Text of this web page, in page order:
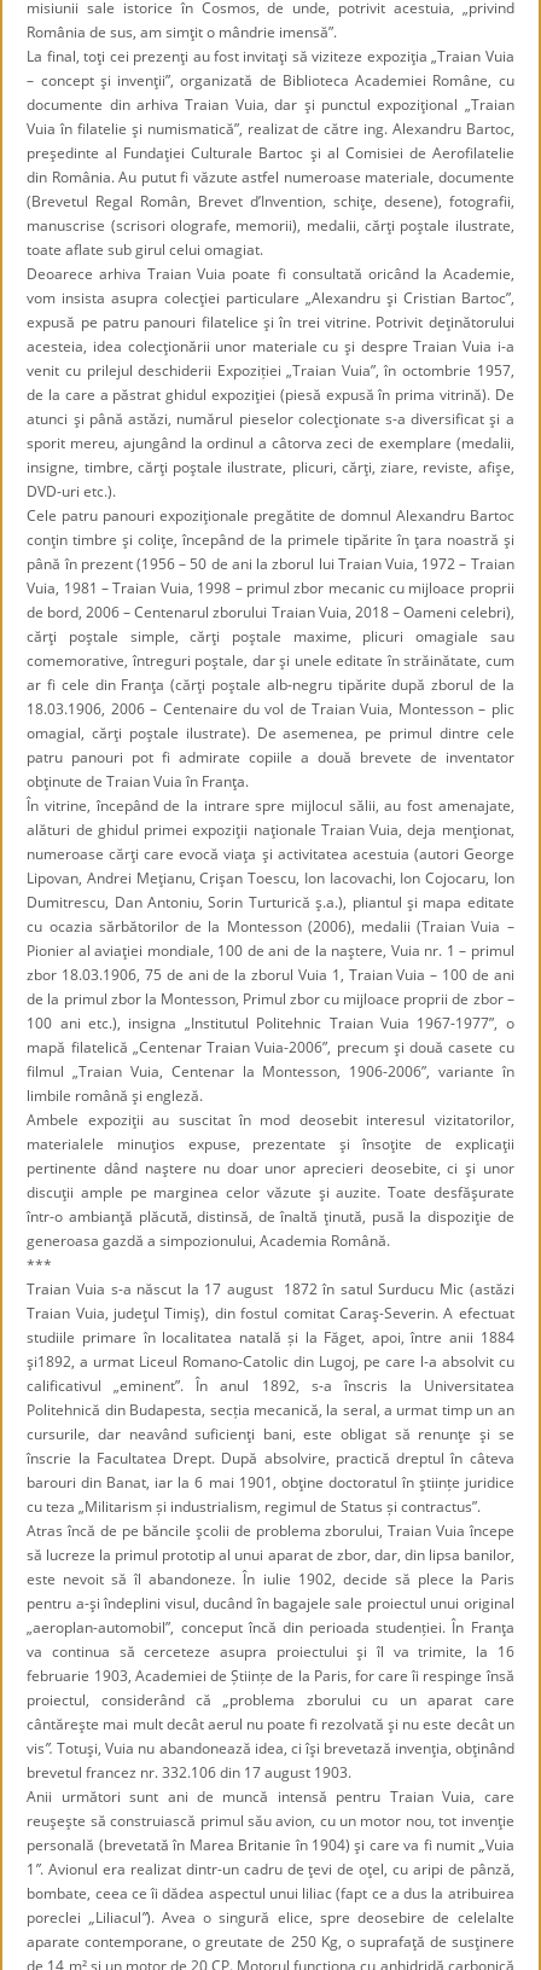
misiunii sale istorice în Cosmos, de unde, potrivit acestuia, „privind
România de sus, am simţit o mândrie imensă”.
La final, toţi cei prezenţi au fost invitaţi să viziteze expoziţia „Traian Vuia
– concept şi invenţii”, organizată de Biblioteca Academiei Române, cu
documente din arhiva Traian Vuia, dar şi punctul expoziţional „Traian
Vuia în filatelie şi numismatică”, realizat de către ing. Alexandru Bartoc,
preşedinte al Fundaţiei Culturale Bartoc şi al Comisiei de Aerofilatelie
din România. Au putut fi văzute astfel numeroase materiale, documente
(Brevetul Regal Român, Brevet d’Invention, schiţe, desene), fotografii,
manuscrise (scrisori olografe, memorii), medalii, cărţi poştale ilustrate,
toate aflate sub girul celui omagiat.
Deoarece arhiva Traian Vuia poate fi consultată oricând la Academie,
vom insista asupra colecţiei particulare „Alexandru şi Cristian Bartoc”,
expusă pe patru panouri filatelice şi în trei vitrine. Potrivit deţinătorului
acesteia, idea colecţionării unor materiale cu şi despre Traian Vuia i-a
venit cu prilejul deschiderii Expoziției„Traian Vuia”, în octombrie 1957,
de la care a păstrat ghidul expoziţiei (piesă expusă în prima vitrină). De
atunci şi până astăzi, numărul pieselor colecţionate s-a diversificat şi a
sporit mereu, ajungând la ordinul a câtorva zeci de exemplare (medalii,
insigne, timbre, cărţi poştale ilustrate, plicuri, cărţi, ziare, reviste, afişe,
DVD-uri etc.).
Cele patru panouri expoziţionale pregătite de domnul Alexandru Bartoc
conţin timbre şi coliţe, începând de la primele tipărite în ţara noastră şi
până în prezent (1956 – 50 de ani la zborul lui Traian Vuia, 1972 – Traian
Vuia, 1981 – Traian Vuia, 1998 – primul zbor mecanic cu mijloace proprii
de bord, 2006 – Centenarul zborului Traian Vuia, 2018 – Oameni celebri),
cărţi poştale simple, cărţi poştale maxime, plicuri omagiale sau
comemorative, întreguri poştale, dar şi unele editate în străinătate, cum
ar fi cele din Franţa (cărţi poştale alb-negru tipărite după zborul de la
18.03.1906, 2006 – Centenaire du vol de Traian Vuia, Montesson – plic
omagial, cărţi poştale ilustrate). De asemenea, pe primul dintre cele
patru panouri pot fi admirate copiile a două brevete de inventator
obţinute de Traian Vuia în Franţa.
În vitrine, începând de la intrare spre mijlocul sălii, au fost amenajate,
alături de ghidul primei expoziţii naţionale Traian Vuia, deja menţionat,
numeroase cărţi care evocă viaţa şi activitatea acestuia (autori George
Lipovan, Andrei Meţianu, Crişan Toescu, Ion Iacovachi, Ion Cojocaru, Ion
Dumitrescu, Dan Antoniu, Sorin Turturică ş.a.), pliantul şi mapa editate
cu ocazia sărbătorilor de la Montesson (2006), medalii (Traian Vuia –
Pionier al aviaţiei mondiale, 100 de ani de la naştere, Vuia nr. 1 – primul
zbor 18.03.1906, 75 de ani de la zborul Vuia 1, Traian Vuia – 100 de ani
de la primul zbor la Montesson, Primul zbor cu mijloace proprii de zbor –
100 ani etc.), insigna „Institutul Politehnic Traian Vuia 1967-1977”, o
mapă filatelică „Centenar Traian Vuia-2006”, precum şi două casete cu
filmul„Traian Vuia, Centenar la Montesson, 1906-2006”, variante în
limbile română şi engleză.
Ambele expoziţii au suscitat în mod deosebit interesul vizitatorilor,
materialele minuţios expuse, prezentate şi însoţite de explicaţii
pertinente dând naştere nu doar unor aprecieri deosebite, ci şi unor
discuţii ample pe marginea celor văzute şi auzite. Toate desfăşurate
într-o ambianţă plăcută, distinsă, de înaltă ţinută, pusă la dispoziţie de
generoasa gazdă a simpozionului, Academia Română.
***
Traian Vuia s-a născut la 17 august1872 în satul Surducu Mic (astăzi
Traian Vuia, judeţul Timiş), din fostul comitat Caraş-Severin.A efectuat
studiile primare în localitatea natală și la Făget, apoi, între anii 1884
şi1892, a urmat Liceul Romano-Catolic din Lugoj, pe care l-a absolvit cu
calificativul „eminent”. În anul 1892, s-a înscris la Universitatea
Politehnică din Budapesta, secția mecanică, la seral, a urmat timp un an
cursurile, dar neavând suficienţi bani, este obligat să renunţe şi se
înscrie la Facultatea Drept. După absolvire, practică dreptul în câteva
barouri din Banat, iar la 6 mai 1901, obţine doctoratul în ştiințe juridice
cu teza „Militarism și industrialism, regimul de Status și contractus”.
Atras încă de pe băncile şcolii de problema zborului,Traian Vuiaîncepe
să lucreze la primul prototip al unui aparat de zbor, dar, din lipsa banilor,
este nevoit să îl abandoneze. În iulie 1902, decide să plece la Paris
pentru a-şi îndeplini visul, ducând în bagajele sale proiectul unui original
„aeroplan-automobil”, conceput încă din perioada studenției. În Franţa
va continua să cerceteze asupra proiectului şi îl va trimite, la 16
februarie 1903, Academiei de Științe de la Paris, for care îi respinge însă
proiectul, considerând că „problema zborului cu un aparat care
cântăreşte mai mult decât aerul nu poate fi rezolvată şi nu este decât un
vis”.Totuşi,Vuia nu abandonează idea, ci îşi brevetază invenţia, obţinând
brevetul francez nr. 332.106 din 17 august 1903.
Anii următori sunt ani de muncă intensă pentru Traian Vuia, care
reuşeşte să construiască primul său avion, cu un motor nou, tot invenţie
personală (brevetată în Marea Britanie în 1904) şi care va fi numit „Vuia
1”.Avionul era realizat dintr-un cadru de ţevi de oţel, cu aripi de pânză,
bombate, ceea ce îi dădea aspectul unui liliac (fapt ce a dus la atribuirea
poreclei „Liliacul”). Avea o singură elice, spre deosebire de celelalte
aparate contemporane, o greutate de 250 Kg, o suprafaţă de susţinere
de 14 m² şi un motor de 20 CP. Motorul funcţiona cu anhidridă carbonică